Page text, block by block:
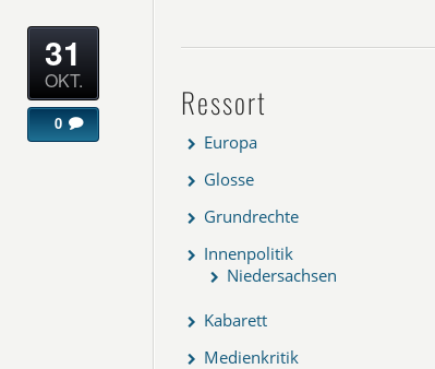
31
OKT.
0
Ressort
Europa
Glosse
Grundrechte
Innenpolitik
Niedersachsen
Kabarett
Medienkritik